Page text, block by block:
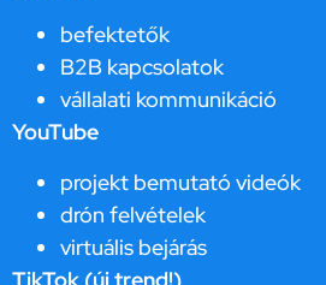
befektetők
B2B kapcsolatok
vállalati kommunikáció
YouTube
projekt bemutató videók
drón felvételek
virtuális bejárás
TikTok (új trend!)